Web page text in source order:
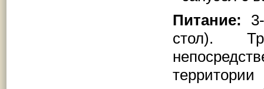
Питание:
стол).